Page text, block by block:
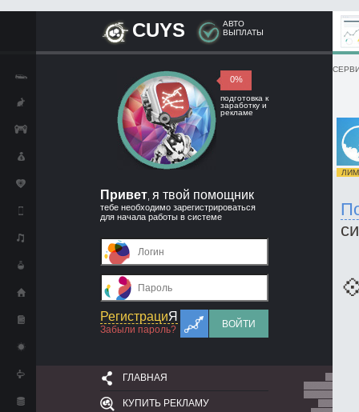
CUYS
АВТО
ВЫПЛАТЫ
0%
подготовка к
заработку и
рекламе
Привет я твой помощник
тебе необходимо зарегистрироваться
для начала работы в системе
РегистрациЯ
Забыли пароль?
ВОЙТИ
ГЛАВНАЯ
КУПИТЬ РЕКЛАМУ